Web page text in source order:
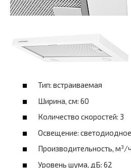
Тип: встраиваемая
Ширина, см: 60
Количество скоростей: 3
Освещение: светодиодное
Производительность, м³/
Уровень шума, дБ: 62